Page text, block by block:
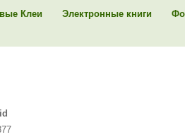
Клеи Электронные книги